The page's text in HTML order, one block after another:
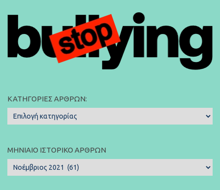
ΚΑΤΗΓΟΡΊΕΣ ΆΡΘΡΩΝ:
Κατηγορίες
Άρθρων:
ΜΗΝΙΑΊΟ ΙΣΤΟΡΙΚΌ ΆΡΘΡΩΝ
Μηνιαίο
Ιστορικό